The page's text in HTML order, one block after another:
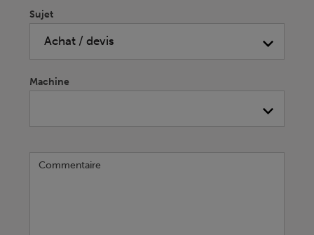
Sujet
Machine
Commentaire